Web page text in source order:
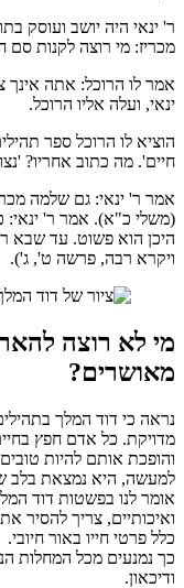
ר' ינאי היה יושב ועוסק
מכריז: מי רוצה לקנות סם
אמר לו הרוכל: אתה אינך
ינאי, ועלה אליו הרוכל.
הוציא לו הרוכל ספר
חיים'. מה כתוב אחריו?
אמר ר' ינאי: גם שלמה
(משלי כ"א). אמר ר' ינאי:
היכן הוא פשוט. עד שבא
ויקרא רבה, פרשה ט', ג').
מי לא רוצה
מאושרים?
נראה כי דוד המלך
מדויקת. כל אדם חפץ
והופכת אותם להיות
למעשה, היא נמצאת בלב
אומר לנו בפשטות דוד
ואיכותיים, צריך להסיר
כלל פרטי חייו באור חיובי.
כך נמנעים מכל המחלות
ודיכאון.